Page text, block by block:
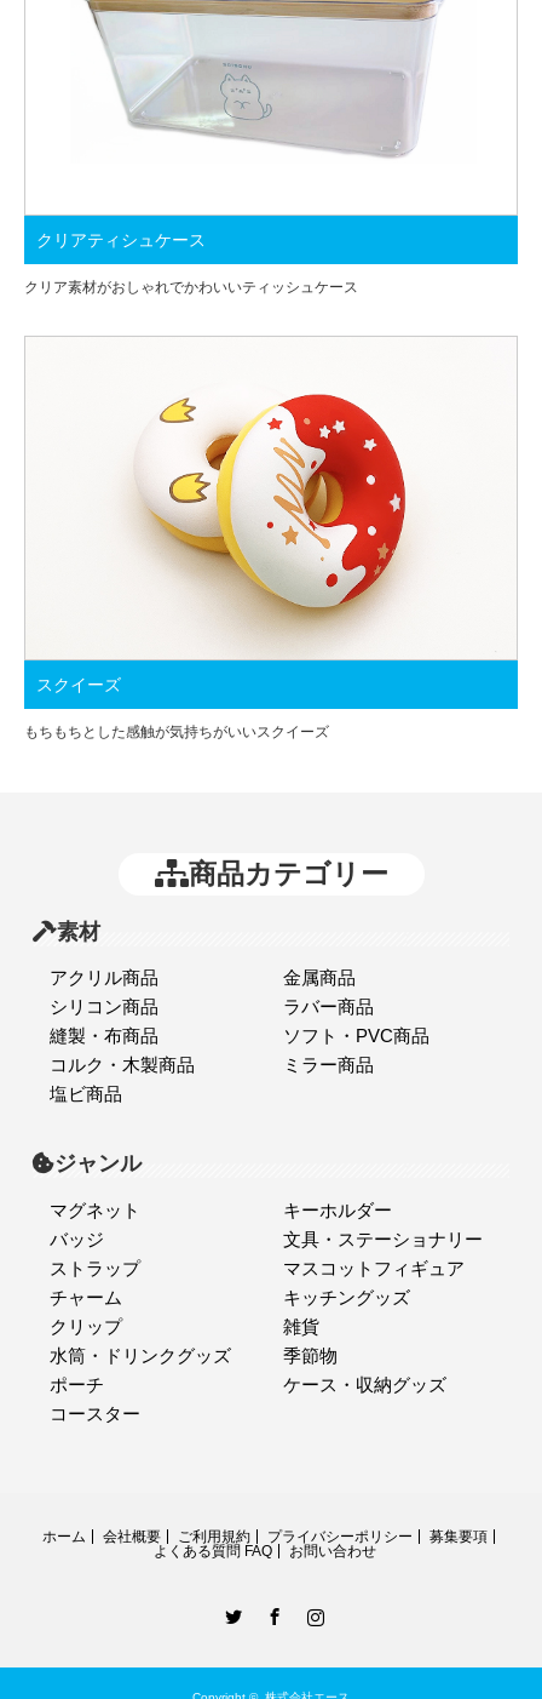
クリアティシュケース
クリア素材がおしゃれでかわいいティッシュケース
スクイーズ
もちもちとした感触が気持ちがいいスクイーズ
商品カテゴリー
素材
アクリル商品
金属商品
シリコン商品
ラバー商品
縫製・布商品
ソフト・PVC商品
コルク・木製商品
ミラー商品
塩ビ商品
ジャンル
マグネット
キーホルダー
バッジ
文具・ステーショナリー
ストラップ
マスコットフィギュア
チャーム
キッチングッズ
クリップ
雑貨
水筒・ドリンクグッズ
季節物
ポーチ
ケース・収納グッズ
コースター
ホーム 会社概要 ご利用規約 プライバシーポリシー
募集要項
よくある質問 FAQ
お問い合わせ
Instagram